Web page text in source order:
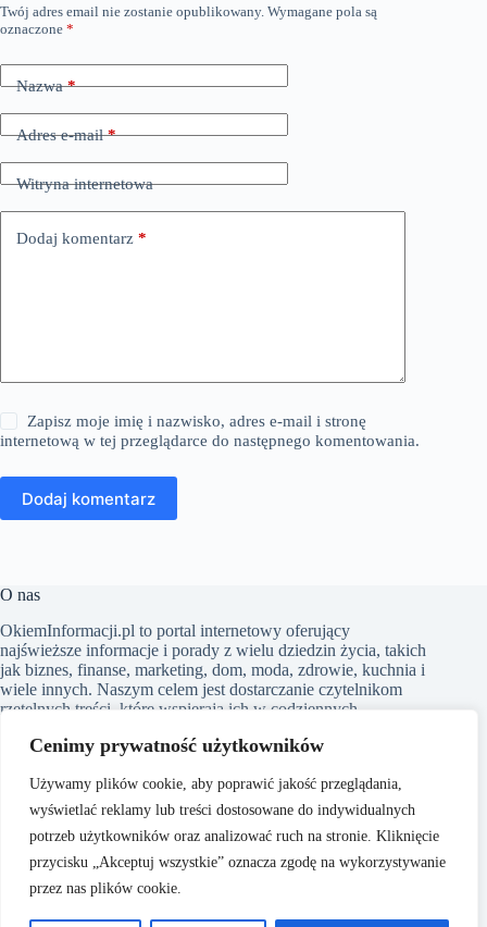
Cenimy prywatność użytkowników
Używamy plików cookie, aby poprawić jakość przeglądania,
wyświetlać reklamy lub treści dostosowane do indywidualnych
potrzeb użytkowników oraz analizować ruch na stronie. Kliknięcie
przycisku „Akceptuj wszystkie” oznacza zgodę na wykorzystywanie
przez nas plików cookie.
Twój adres email nie zostanie opublikowany. Wymagane pola są
oznaczone *
Nazwa*
Adres e-mail*
Witryna internetowa
Dodaj komentarz *
Zapisz moje imię i nazwisko, adres e-mail i stronę
internetową w tej przeglądarce do następnego komentowania.
Dodaj komentarz
O nas
​OkiemInformacji.pl to portal internetowy oferujący
najświeższe informacje i porady z wielu dziedzin życia, takich
jak biznes, finanse, marketing, dom, moda, zdrowie, kuchnia i
wiele innych. Naszym celem jest dostarczanie czytelnikom
rzetelnych treści, które wspierają ich w codziennych
artykuły były zrozumiałe i dostępne dla każdego, niezależnie
Copyright © 2026 - OkiemInformacji.pl